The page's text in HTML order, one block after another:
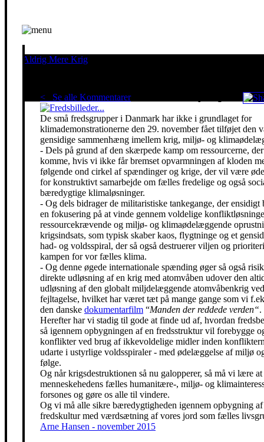
Aldrig Mere Krig
< Se alle KommentarerRed klimaet - stop krigen!
De små fredsgrupper i Danmark har ikke i grundlaget for
klimademonstrationerne den 29. november fået tilføjet den
gensidige sammenhæng imellem krig, miljø- og
- Dels på grund af den skærpede kamp om ressourcerne,
komme, hvis vi ikke får bremset opvarmningen af kloden
følgende ond cirkel af spændinger og krige, der vil være
for konstruktivt samarbejde om fælles fredelige og også
bæredygtige klimaløsninger.
- Og dels bidrager de militaristiske tankegange, der ensidigt
en fokusering på at vinde gennem voldelige
ressourcekrævende og miljø- og klimaødelæggende
krigsindsats, som typisk skaber kaos, flygtninge og et
had- og voldsspiral, der så også destruerer viljen og
kampen for vor fælles klima.
- Og denne øgede internationale spænding øger så også
direkte udløsning af en krig med atomvåben udover den
udløsning af den globalt miljdelæggende atomvåbenkrig
fejltagelse, hvilket har været tæt på mange gange som vi
den danske dokumentarfilm “Manden der reddede verden“.
Herefter har vi stadig til gode at finde ud af, hvordan
så igennem opbygningen af en fredsstruktur vil forebygge
konflikter ved brug af ikkevoldelige midler inden
udarte i ustyrlige voldsspiraler - med ødelæggelse af miljø
følge.
Og når krigsdestruktionen så nu galopperer, så må vi lære
menneskehedens fælles humanitære-, miljø- og
forsones og gøre os alle til vindere.
Og vi må alle sikre bæredygtigheden igennem opbygning af
fredskultur med værdsætning af vores jord som fælles
Arne Hansen - november 2015